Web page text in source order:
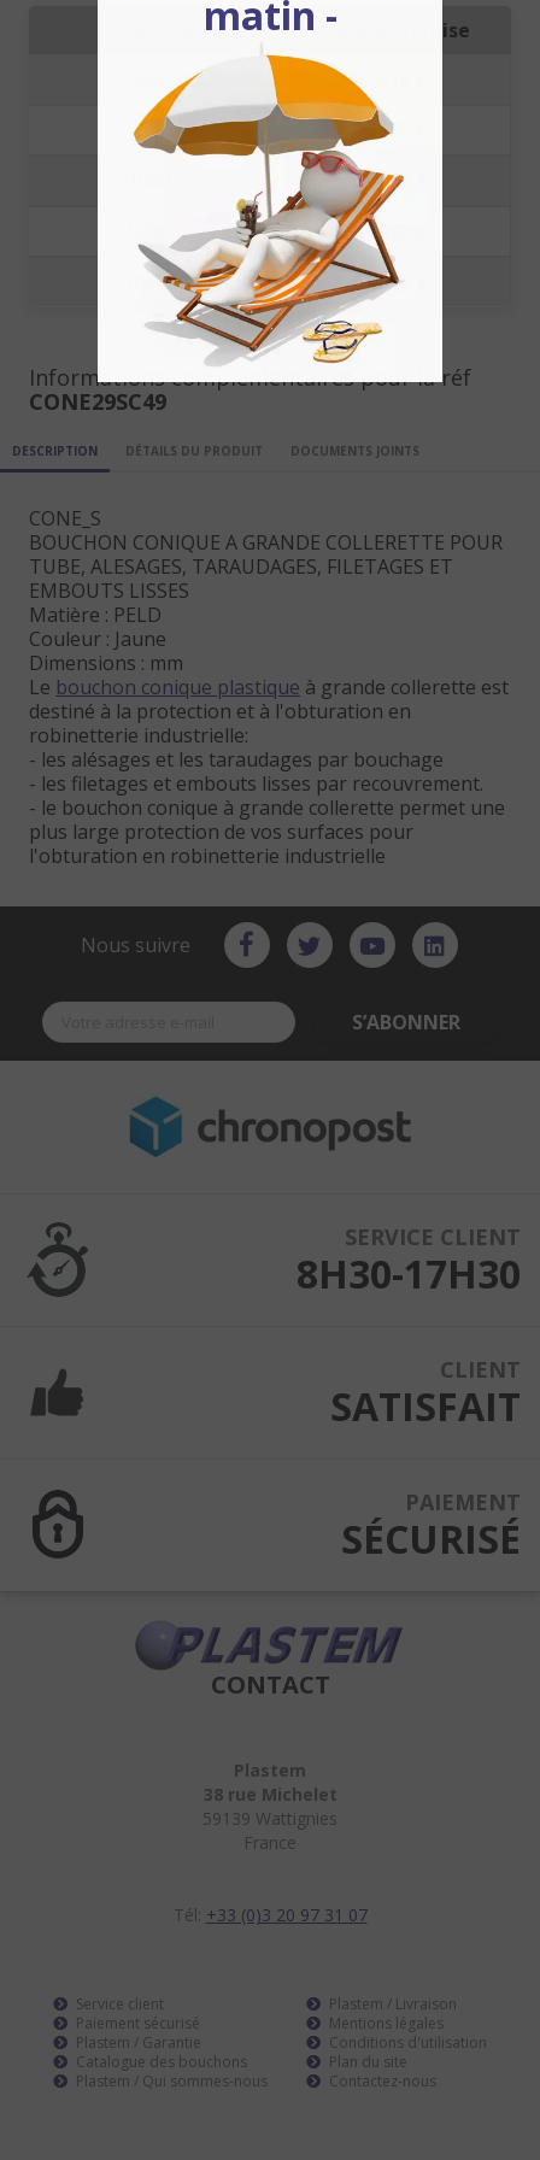
Prix avec remise
0.1516 €
500
0.1288 €
0.1138 €
0.1028 €
10000
0.0876 €
Informations complémentaires pour la réf
CONE29SC49
DESCRIPTION DÉTAILS DU PRODUIT DOCUMENTS JOINTS
CONE_S
BOUCHON CONIQUE A GRANDE COLLERETTE POUR
TUBE, ALESAGES, TARAUDAGES, FILETAGES ET
EMBOUTS LISSES
Matière : PELD
Couleur : Jaune
Dimensions : mm
Le bouchon conique plastique à grande collerette est
destiné à la protection et à l'obturation en
robinetterie industrielle:
- les alésages et les taraudages par bouchage
- les filetages et embouts lisses par recouvrement.
- le bouchon conique à grande collerette permet une
plus large protection de vos surfaces pour
l'obturation en robinetterie industrielle
Nous suivre
S’ABONNER
SERVICE CLIENT
8H30-17H30
CLIENT
SATISFAIT
PAIEMENT
SÉCURISÉ
CONTACT
Plastem
38 rue Michelet
59139 Wattignies
France
Tél: +33 (0)3 20 97 31 07
Service client
Paiement sécurisé
Plastem / Garantie
Catalogue des bouchons
Plastem / Qui sommes-nous
Plastem / Livraison
Mentions légales
Conditions d'utilisation
Plan du site
Contactez-nous
matin -